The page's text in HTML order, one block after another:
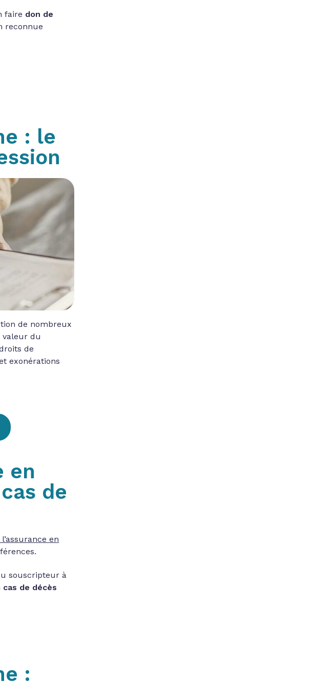
faire don de
reconnue
: le
de nombreux
valeur du
de
exonérations
en
de
en
souscripteur à
cas de décès
: